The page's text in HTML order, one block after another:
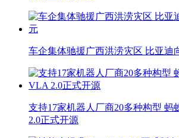
车企集体驰援广西洪涝灾区 比亚迪
支持17家机器人厂商20多种构型 蚂
2.0正式开源